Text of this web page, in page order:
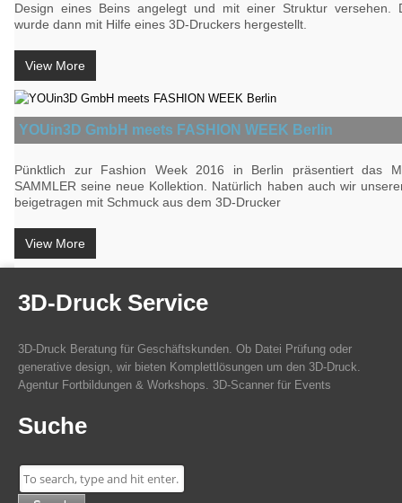
Design eines Beins angelegt und mit einer Struktur versehen.
wurde dann mit Hilfe eines 3D-Druckers hergestellt.
View More
YOUin3D GmbH meets FASHION WEEK Berlin
Pünktlich zur Fashion Week 2016 in Berlin präsentiert das
SAMMLER seine neue Kollektion. Natürlich haben auch wir
beigetragen mit Schmuck aus dem 3D-Drucker
View More
3D-Druck Service
3D-Druck Beratung für Geschäftskunden. Ob Datei Prüfung oder
generative design, wir bieten Komplettlösungen um den 3D-Druck.
Agentur Fortbildungen & Workshops. 3D-Scanner für Events
Suche